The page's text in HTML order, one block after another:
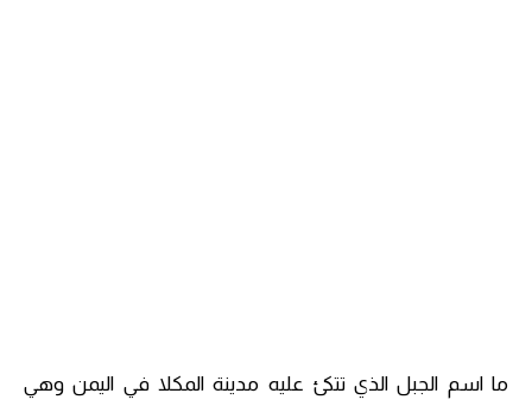
ما اسم الجبل الذي تتكئ عليه مدينة المكلا في اليمن وهي